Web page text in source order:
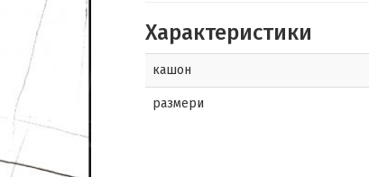
Характеристики
кашон
размери